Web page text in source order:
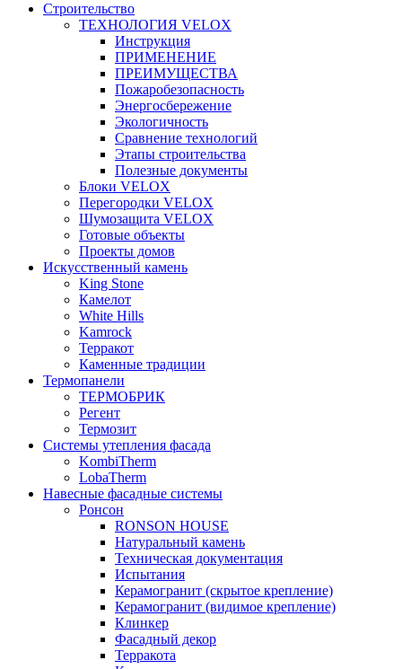
Строительство
ТЕХНОЛОГИЯ VELOX
Инструкция
ПРИМЕНЕНИЕ
ПРЕИМУЩЕСТВА
Пожаробезопасность
Энергосбережение
Экологичность
Сравнение технологий
Этапы строительства
Полезные документы
Блоки VELOX
Перегородки VELOX
Шумозащита VELOX
Готовые объекты
Проекты домов
Искусственный камень
King Stone
Камелот
White Hills
Kamrock
Терракот
Каменные традиции
Термопанели
ТЕРМОБРИК
Регент
Термозит
Системы утепления фасада
KombiTherm
LobaTherm
Навесные фасадные системы
Ронсон
RONSON HOUSE
Натуральный камень
Техническая документация
Испытания
Керамогранит (скрытое крепление)
Керамогранит (видимое крепление)
Клинкер
Фасадный декор
Терракота